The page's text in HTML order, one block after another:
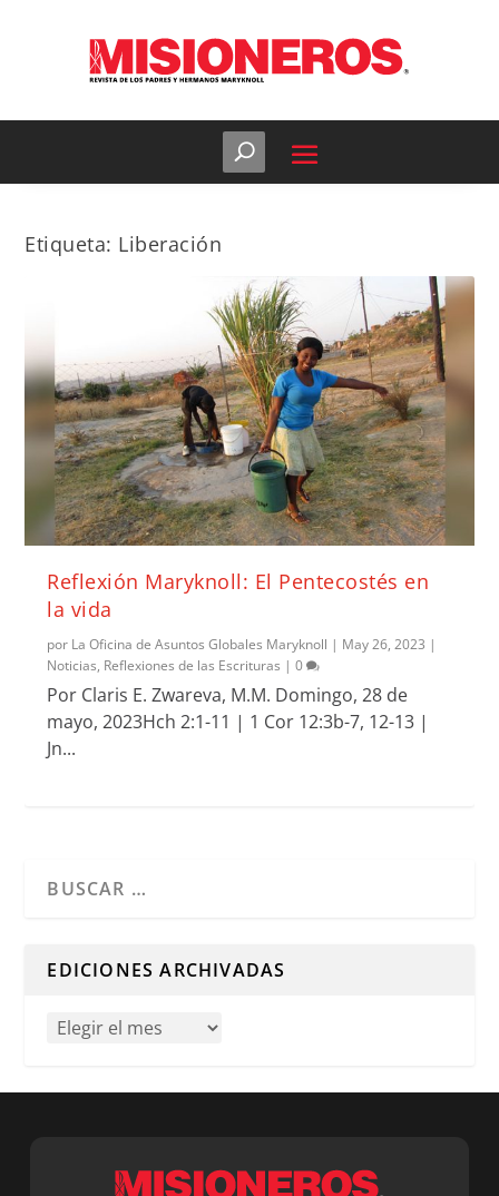
Etiqueta: Liberación
Reflexión Maryknoll: El Pentecostés en
la vida
por La Oficina de Asuntos Globales Maryknoll | May 26, 2023 |
Noticias, Reflexiones de las Escrituras |0
Por Claris E. Zwareva, M.M. Domingo, 28 de
mayo, 2023Hch 2:1-11 | 1 Cor 12:3b-7, 12-13 |
Jn...
EDICIONES ARCHIVADAS